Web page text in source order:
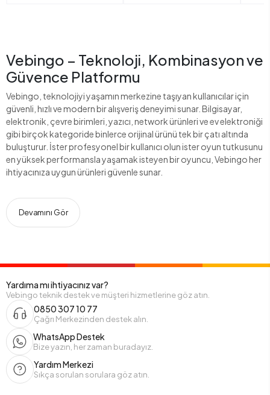
Vebingo – Teknoloji, Kombinasyon ve
Güvence Platformu
Vebingo, teknolojiyi yaşamın merkezine taşıyan kullanıcılar için
güvenli, hızlı ve modern bir alışveriş deneyimi sunar. Bilgisayar,
elektronik, çevre birimleri, yazıcı, network ürünleri ve ev elektroniği
gibi birçok kategoride binlerce orijinal ürünü tek bir çatı altında
buluşturur. İster profesyonel bir kullanıcı olun ister oyun tutkusunu
en yüksek performansla yaşamak isteyen bir oyuncu, Vebingo her
ihtiyacınıza uygun ürünleri güvenle sunar.
Devamını Gör
Yardıma mı ihtiyacınız var?
Vebingo teknik destek ve müşteri hizmetlerine göz atın.
0850 307 10 77
Çağrı Merkezinden destek alın.
WhatsApp Destek
Bize yazın, her zaman buradayız.
Yardım Merkezi
Sıkça sorulan sorulara göz atın.